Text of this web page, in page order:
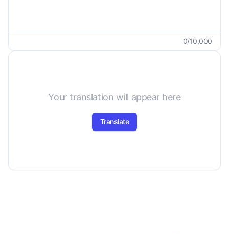
0/10,000
Your translation will appear here
Translate